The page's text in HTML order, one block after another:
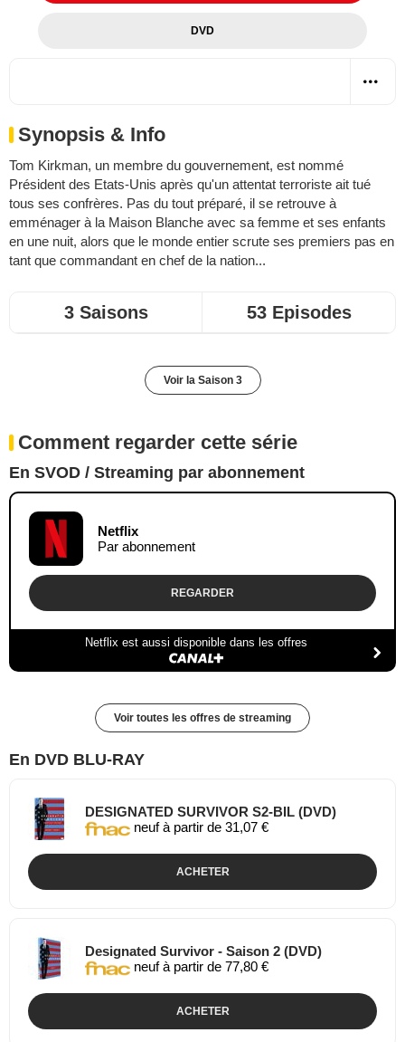
DVD
Synopsis & Info
Tom Kirkman, un membre du gouvernement, est nommé
Président des Etats-Unis après qu'un attentat terroriste ait tué
tous ses confrères. Pas du tout préparé, il se retrouve à
emménager à la Maison Blanche avec sa femme et ses enfants
en une nuit, alors que le monde entier scrute ses premiers pas en
tant que commandant en chef de la nation...
3 Saisons 53 Episodes
Voir la Saison 3
Comment regarder cette série
En SVOD / Streaming par abonnement
Netflix
Par abonnement
REGARDER
Netflix est aussi disponible dans les offres
Voir toutes les offres de streaming
En DVD BLU-RAY
DESIGNATED SURVIVOR S2-BIL (DVD)
neuf à partir de 31,07 €
ACHETER
Designated Survivor - Saison 2 (DVD)
neuf à partir de 77,80 €
ACHETER